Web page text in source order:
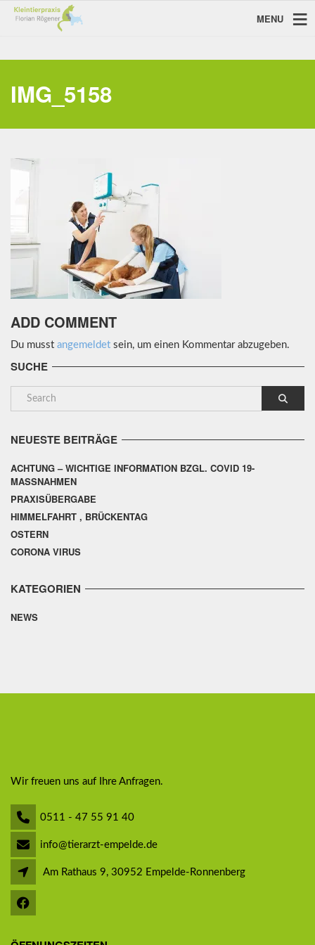
MENU
IMG_5158
ADD COMMENT
Du musst angemeldet sein, um einen Kommentar abzugeben.
SUCHE
NEUESTE BEITRÄGE
ACHTUNG – WICHTIGE INFORMATION BZGL. COVID 19-
MASSNAHMEN
PRAXISÜBERGABE
HIMMELFAHRT , BRÜCKENTAG
OSTERN
CORONA VIRUS
KATEGORIEN
NEWS
Wir freuen uns auf Ihre Anfragen.
0511 - 47 55 91 40
info@tierarzt-empelde.de
Am Rathaus 9, 30952 Empelde-Ronnenberg